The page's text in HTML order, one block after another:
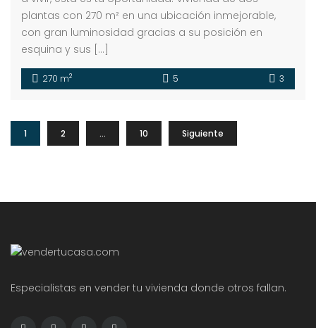
plantas con 270 m² en una ubicación inmejorable,
con gran luminosidad gracias a su posición en
esquina y sus […]
270 m2 5 3
1 2 … 10 Siguiente
Especialistas en vender tu vivienda donde otros fallan.